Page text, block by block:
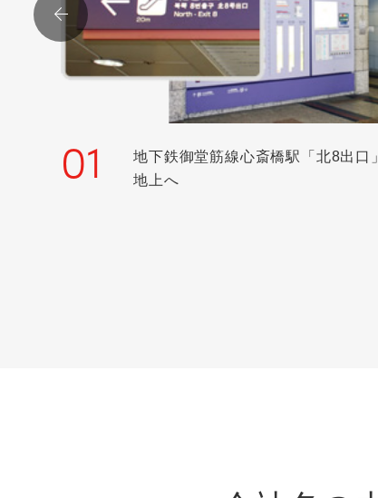
01
地下鉄御堂筋線心斎橋駅「北8出口
地上へ